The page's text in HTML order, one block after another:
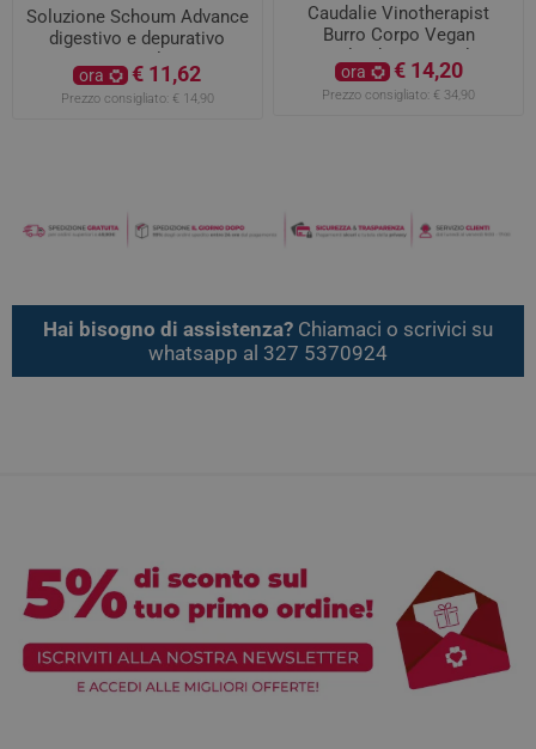
Soluzione Schoum Advance
digestivo e depurativo
500ml
ora € 11,62
Prezzo consigliato: € 14,90
Caudalie Vinotherapist
Burro Corpo Vegan
Relipidante 250ml
ora € 14,20
Prezzo consigliato: € 34,90
Hai bisogno di assistenza? Chiamaci o scrivici su
whatsapp al 327 5370924